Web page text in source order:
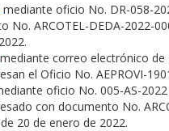
mediante oficio No. DR-058-
No. ARCOTEL-DEDA-2022-
mediante correo electrónico de
el Oficio No. AEPROVI-
oficio No. 005-AS-
con documento No.
20 de enero de 2022.